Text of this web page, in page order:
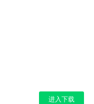
进入下载